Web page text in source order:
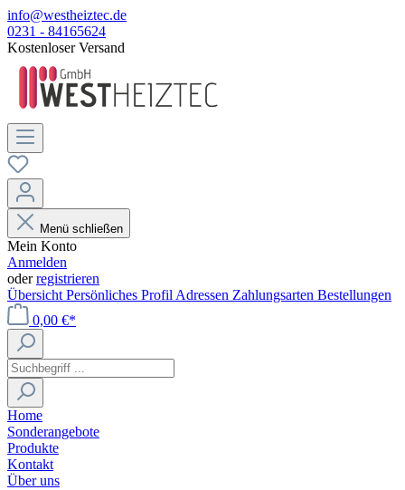
info@westheiztec.de
0231 - 84165624
Kostenloser Versand
Menü schließen
Mein Konto
Anmelden
oderregistrieren
Übersicht Persönliches Profil Adressen Zahlungsarten Bestellungen
0,00 €*
Home
Sonderangebote
Produkte
Kontakt
Über uns